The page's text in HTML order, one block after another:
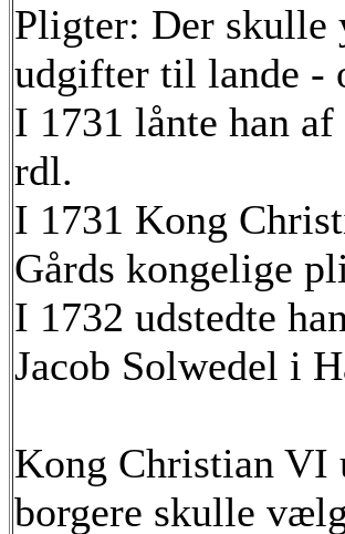
Pligter: Der skulle
udgifter til lande -
I 1731 lånte han
rdl.
I 1731 Kong
Gårds kongelige
I 1732 udstedte
Jacob Solwedel i
Kong Christian VI
borgere skulle